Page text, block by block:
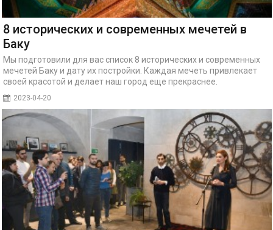
8 исторических и современных мечетей в
Баку
Мы подготовили для вас список 8 исторических и современных
мечетей Баку и дату их постройки. Каждая мечеть привлекает
своей красотой и делает наш город еще прекраснее.
2023-04-20